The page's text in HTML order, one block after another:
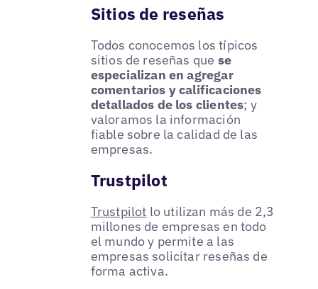
Sitios de reseñas
Todos conocemos los típicos
sitios de reseñas que se
especializan en agregar
comentarios y calificaciones
detallados de los clientes; y
valoramos la información
fiable sobre la calidad de las
empresas.
Trustpilot
Trustpilot lo utilizan más de 2,3
millones de empresas en todo
el mundo y permite a las
empresas solicitar reseñas de
forma activa.